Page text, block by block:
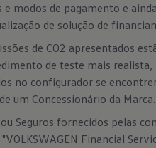
modos de pagamento e
de solução de
de CO2 apresentados
de teste mais
no configurador se
um Concessionário da Marca.
Seguros fornecidos pelas
Financial